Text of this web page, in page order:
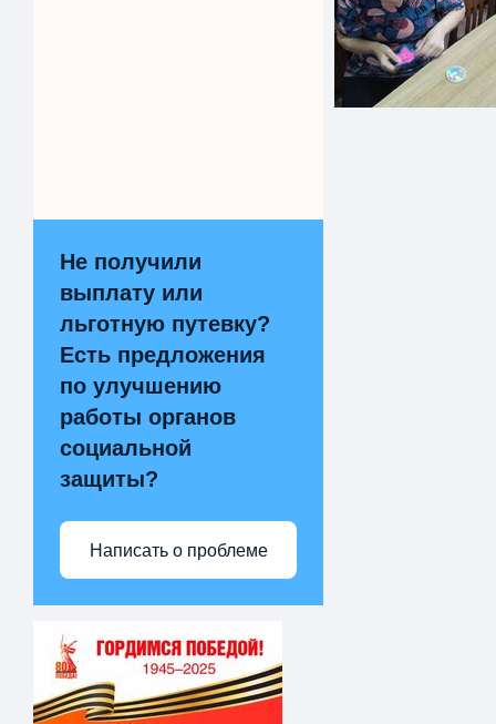
Не получили
выплату или
льготную путевку?
Есть предложения
по улучшению
работы органов
социальной
защиты?
Написать о проблеме